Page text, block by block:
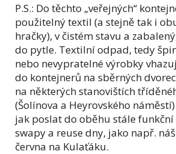
P.S.: Do těchto „veřejných“
použitelný textil (a stejně tak i
hračky), v čistém stavu a
do pytle. Textilní odpad, tedy
nebo nevypratelné výrobky
do kontejnerů na sběrných
na některých stanovištích
(Šolínova a Heyrovského
jak poslat do oběhu stále funkční
swapy a reuse dny, jako např.
června na Kulaťáku.